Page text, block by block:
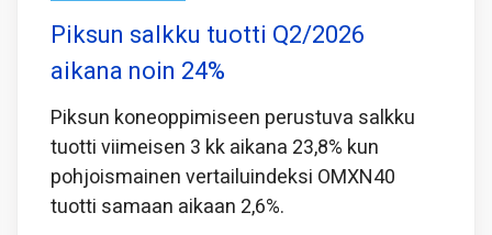
Piksun salkku tuotti Q2/2026
aikana noin 24%
Piksun koneoppimiseen perustuva salkku
tuotti viimeisen 3 kk aikana 23,8% kun
pohjoismainen vertailuindeksi OMXN40
tuotti samaan aikaan 2,6%.